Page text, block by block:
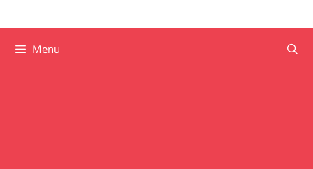
Menu